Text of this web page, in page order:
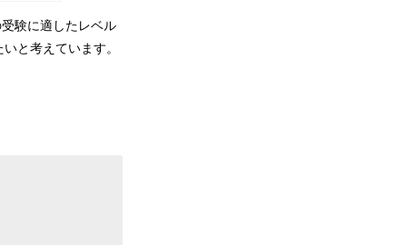
験に適したレベル
と考えています。